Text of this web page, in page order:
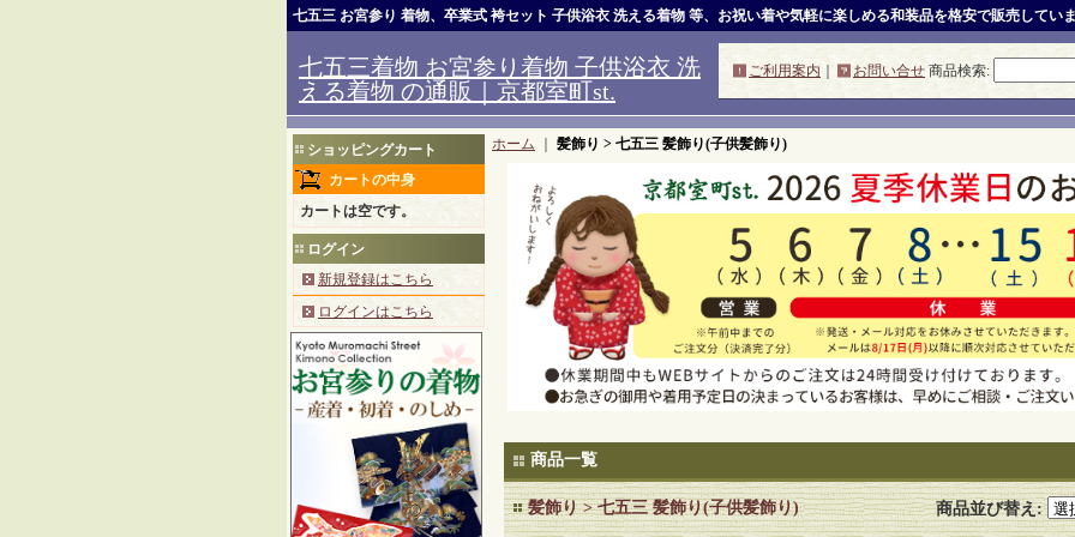
七五三 お宮参り 着物、卒業式 袴セット 子供浴衣 洗える着物 等、お祝い着や気軽に楽しめる和装品を格安で販売してい
七五三着物 お宮参り着物 子供浴衣 洗
える着物 の通販｜京都室町st.
ご利用案内 お問い合せ 商品検索:
ショッピングカート
カートの中身
カートは空です。
ログイン
新規登録はこちら
ログインはこちら
ホーム 髪飾り > 七五三 髪飾り(子供髪飾り)
商品一覧
髪飾り > 七五三 髪飾り(子供髪飾り) 商品並び替え: